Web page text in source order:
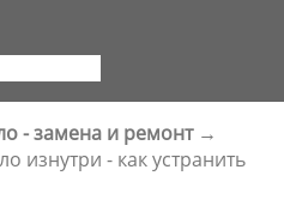
- замена и ремонт →
изнутри - как устранить